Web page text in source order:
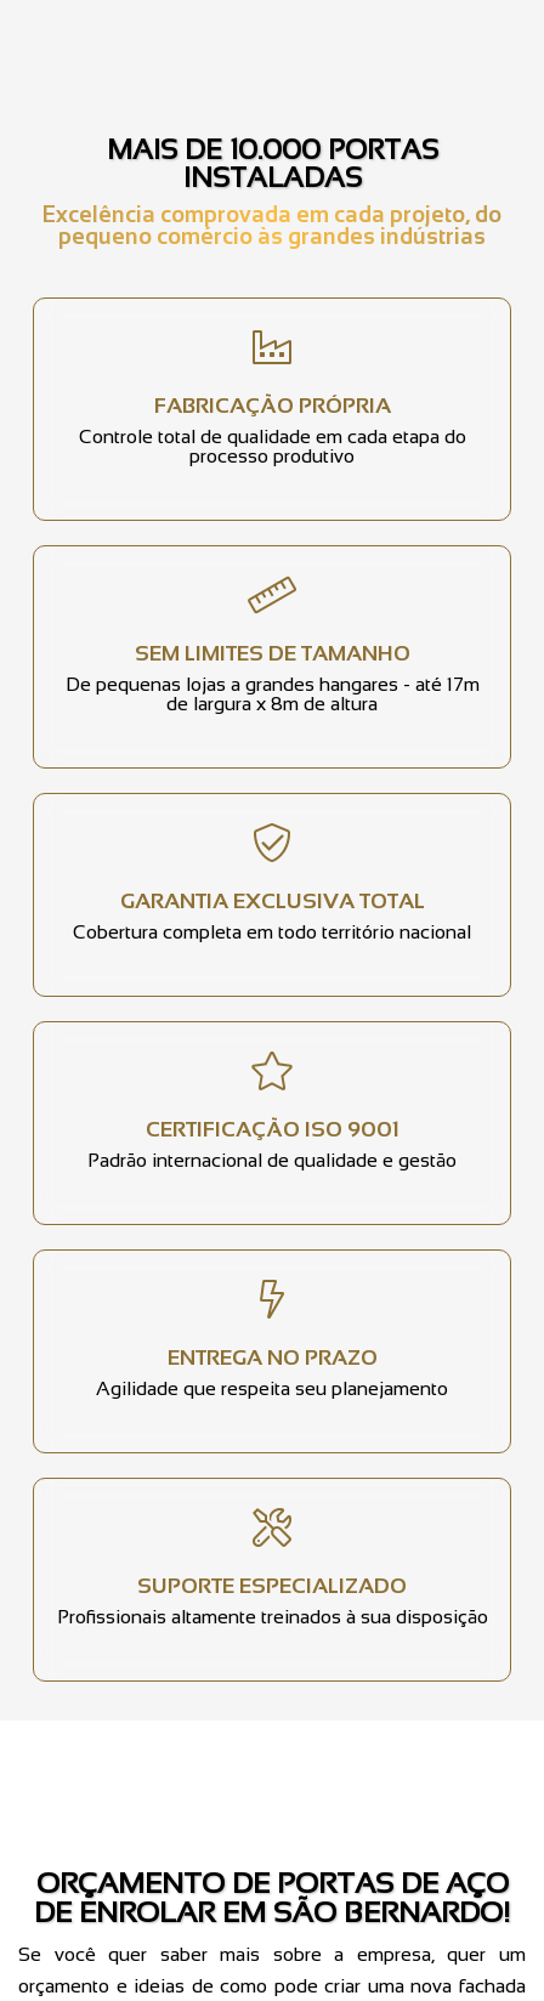
MAIS DE 10.000 PORTAS
INSTALADAS
Excelência comprovada em cada projeto, do
pequeno comércio às grandes indústrias
FABRICAÇÃO PRÓPRIA
Controle total de qualidade em cada etapa do
processo produtivo
SEM LIMITES DE TAMANHO
De pequenas lojas a grandes hangares - até 17m
de largura x 8m de altura
GARANTIA EXCLUSIVA TOTAL
Cobertura completa em todo território nacional
CERTIFICAÇÃO ISO 9001
Padrão internacional de qualidade e gestão
ENTREGA NO PRAZO
Agilidade que respeita seu planejamento
SUPORTE ESPECIALIZADO
Profissionais altamente treinados à sua disposição
ORÇAMENTO DE PORTAS DE AÇO
DE ENROLAR EM SÃO BERNARDO!
Se você quer saber mais sobre a empresa, quer um
orçamento e ideias de como pode criar uma nova fachada